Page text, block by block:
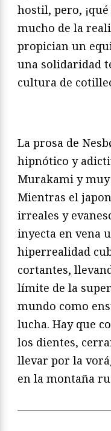
hostil, pero,
mucho de la
propician un
una solidaridad
cultura de
La prosa de
hipnótico y
Murakami y
Mientras el
irreales y
inyecta en vena
hiperrealidad
cortantes,
límite de la
mundo como
lucha. Hay que
los dientes,
llevar por la
en la montaña